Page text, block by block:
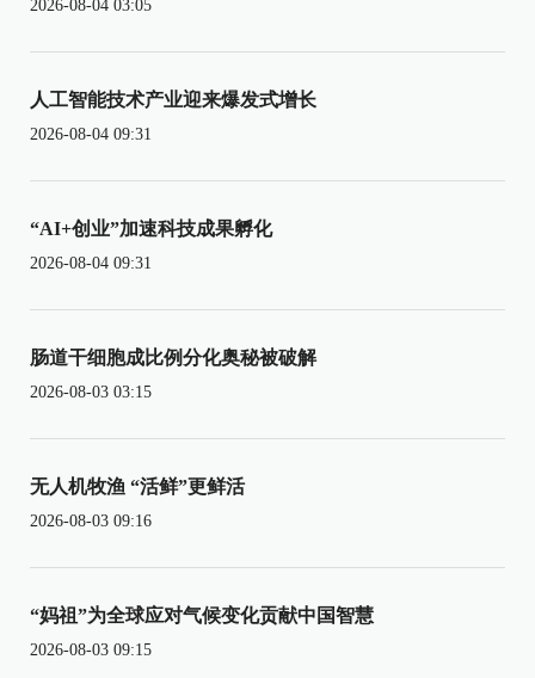
2026-08-04 03:05
人工智能技术产业迎来爆发式增长
2026-08-04 09:31
“AI+创业”加速科技成果孵化
2026-08-04 09:31
肠道干细胞成比例分化奥秘被破解
2026-08-03 03:15
无人机牧渔 “活鲜”更鲜活
2026-08-03 09:16
“妈祖”为全球应对气候变化贡献中国智慧
2026-08-03 09:15